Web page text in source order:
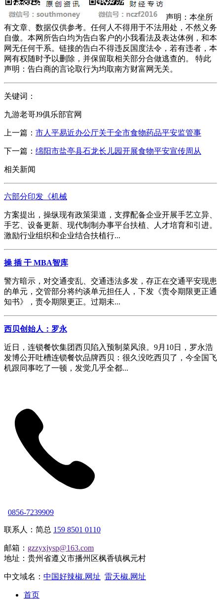
声明：本坐所
有文章、数据仅供参考。任何人不得用于不法用处，不然义务
自傲。本网所告白均为告白客户的小我看法及表达体例，和本
网无任何干系。链接的告白不得违反国度法令，若有违者，本
网有权随时予以删除，并保留取相关部分合做逃查的。 特此
声明：告白商的言论取行为均取南方财富网无关。
关键词：
九游老哥J9俱乐部官网
上一篇： 市人平易近办公厅关于全市食物药品平安监管事
下一篇： 绵阳市盐亭县石龙长儿园开展食物平安宣传周从
相关新闻
六部分印发《机械
方案提出，操纵现有政策渠道，支撑配备企业开展手艺立异、
手艺、设备更新、现代制制办事平台扶植、人才培育和引进。
激励行业组织和企业结合扶植行...
操 插 干 MBA智库
警方暗示，对交通变乱、交通违法多发，存正在交通平安现患
的单元，交管部分将约谈单元担任人，下发《责令期限更正通
知书》，责令期限更正。过期未...
西贝创始人：罗永
近日，连锁餐饮集团西贝陷入预制菜风浪。9月10日，罗永浩
发博公开吐槽连锁餐饮品牌西贝：很久没吃西贝了，今全国飞
机跟同事吃了一顿，发觉几乎全都...
0856-7239909
联系人：简总 159 8501 0110
邮箱： gzzyxjysp@163.com
地址：贵州省遵义市播州区枫香镇枫元村
中文域名： 中国好辣椒.网址 雷天椒.网址
首页